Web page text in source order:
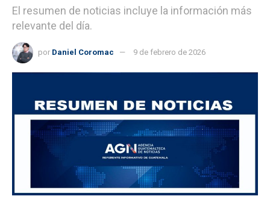
El resumen de noticias incluye la información más
relevante del día.
por Daniel Coromac 9 de febrero de 2026